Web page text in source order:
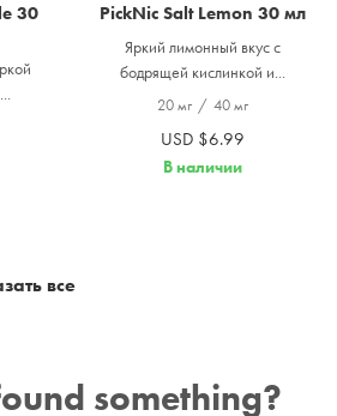
30
PickNic Salt Lemon 30 мл
Яркий лимонный вкус с
бодрящей кислинкой и...
20 мг / 40 мг
USD $6.99
В наличии
все
something?